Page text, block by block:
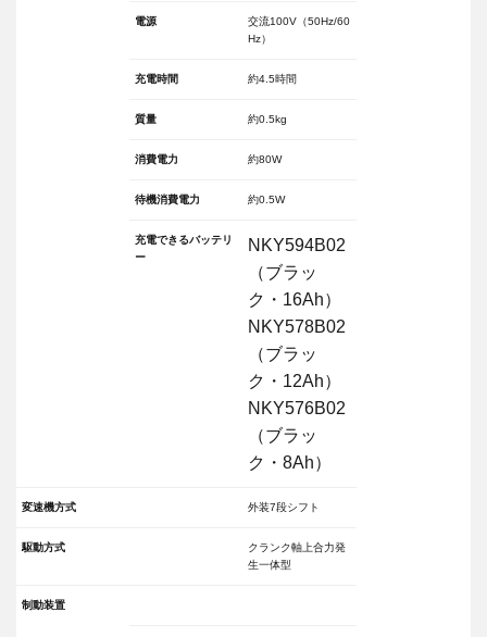
電源
交流100V（50Hz/60
Hz）
充電時間 約4.5時間
質量 約0.5kg
消費電力 約80W
待機消費電力 約0.5W
充電できるバッテリ
ー
NKY594B02
（ブラッ
ク・16Ah）
NKY578B02
（ブラッ
ク・12Ah）
NKY576B02
（ブラッ
ク・8Ah）
変速機方式 外装7段シフト
駆動方式
クランク軸上合力発
生一体型
制動装置